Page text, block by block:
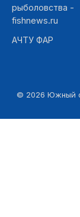
рыболовства -
fishnews.ru
АЧТУ ФАР
© 2026 Южный